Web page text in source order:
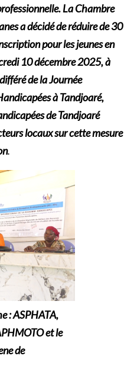
La Chambre
a décidé de réduire de 30
pour les jeunes en
10 décembre 2025, à
de la Journée
à Tandjoaré,
de Tandjoaré
locaux sur cette mesure
.
: ASPHATA,
et le
de